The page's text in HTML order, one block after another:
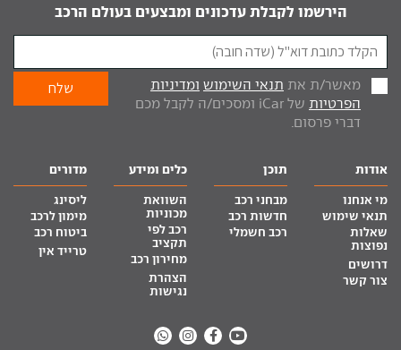
הירשמו לקבלת עדכונים ומבצעים בעולם הרכב
מאשר/ת את תנאי השימוש ומדיניות
הפרטיות
של iCar ומסכים/ה לקבל מכם
דברי פרסום.
אודות
מי אנחנו
תנאי שימוש
שאלות
נפוצות
דרושים
צור קשר
תוכן
מבחני רכב
חדשות רכב
רכב חשמלי
כלים ומידע
השוואת
מכוניות
רכב לפי
תקציב
מחירון רכב
הצהרת
נגישות
מדורים
ליסינג
מימון לרכב
ביטוח רכב
טרייד אין